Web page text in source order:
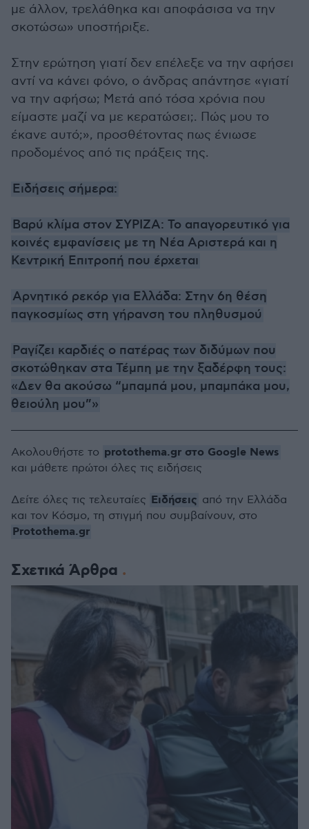
με άλλον, τρελάθηκα και αποφάσισα να την
σκοτώσω» υποστήριξε.
Στην ερώτηση γιατί δεν επέλεξε να την αφήσει
αντί να κάνει φόνο, ο άνδρας απάντησε «γιατί
να την αφήσω; Μετά από τόσα χρόνια που
είμαστε μαζί να με κερατώσει;. Πώς μου το
έκανε αυτό;», προσθέτοντας πως ένιωσε
προδομένος από τις πράξεις της.
Ειδήσεις σήμερα:
Βαρύ κλίμα στον ΣΥΡΙΖΑ: Το απαγορευτικό για
κοινές εμφανίσεις με τη Νέα Αριστερά και η
Κεντρική Επιτροπή που έρχεται
Αρνητικό ρεκόρ για Ελλάδα: Στην 6η θέση
παγκοσμίως στη γήρανση του πληθυσμού
Ραγίζει καρδιές ο πατέρας των διδύμων που
σκοτώθηκαν στα Τέμπη με την ξαδέρφη τους:
«Δεν θα ακούσω “μπαμπά μου, μπαμπάκα μου,
θειούλη μου”»
Σχετικά Άρθρα
Ακολουθήστε το protothema.gr στο Google News
και μάθετε πρώτοι όλες τις ειδήσεις
Δείτε όλες τις τελευταίες Ειδήσεις από την Ελλάδα
και τον Κόσμο, τη στιγμή που συμβαίνουν, στο
Protothema.gr